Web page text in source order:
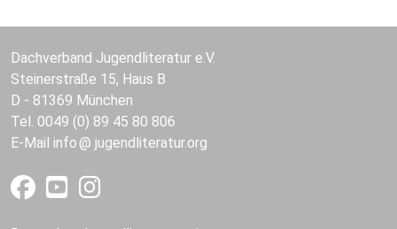
Dachverband Jugendliteratur e.V.
Steinerstraße 15, Haus B
D - 81369 München
Tel. 0049 (0) 89 45 80 806
E-Mail info jugendliteratur.org